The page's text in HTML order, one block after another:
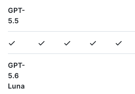
GPT-
5.5
GPT-
5.6
Luna